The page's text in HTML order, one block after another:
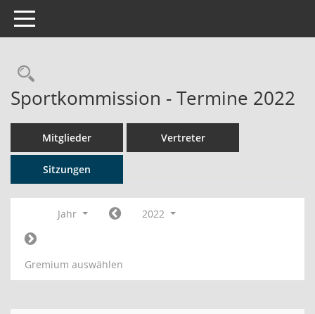
Toggle navigation
Rechercheauswahl
Sportkommission - Termine 2022
Mitglieder Vertreter
Sitzungen
Jahr 2022
Gremium auswählen